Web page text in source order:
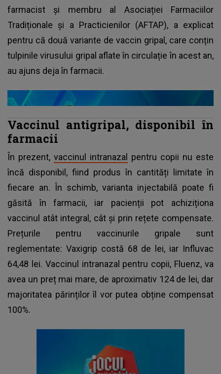
farmacist și membru al Asociației Farmaciilor
Tradiționale și a Practicienilor (AFTAP), a explicat
pentru că două variante de vaccin gripal, care conțin
tulpinile virusului gripal aflate în circulație în acest an,
au ajuns deja în farmacii.
Vaccinul antigripal, disponibil în
farmacii
În prezent, vaccinul intranazal pentru copii nu este
încă disponibil, fiind produs în cantități limitate în
fiecare an. În schimb, varianta injectabilă poate fi
găsită în farmacii, iar pacienții pot achiziționa
vaccinul atât integral, cât și prin rețete compensate.
Prețurile pentru vaccinurile gripale sunt
reglementate: Vaxigrip costă 68 de lei, iar Influvac
64,48 lei. Vaccinul intranazal pentru copii, Fluenz, va
avea un preț mai mare, de aproximativ 124 de lei, dar
majoritatea părinților îl vor putea obține compensat
100%.